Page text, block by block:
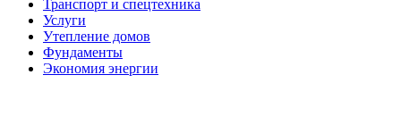
Транспорт и спецтехника
Услуги
Утепление домов
Фундаменты
Экономия энергии